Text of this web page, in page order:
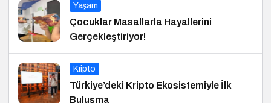
Yaşam
Çocuklar Masallarla Hayallerini
Gerçekleştiriyor!
Kripto
Türkiye’deki Kripto Ekosistemiyle İlk
Buluşma